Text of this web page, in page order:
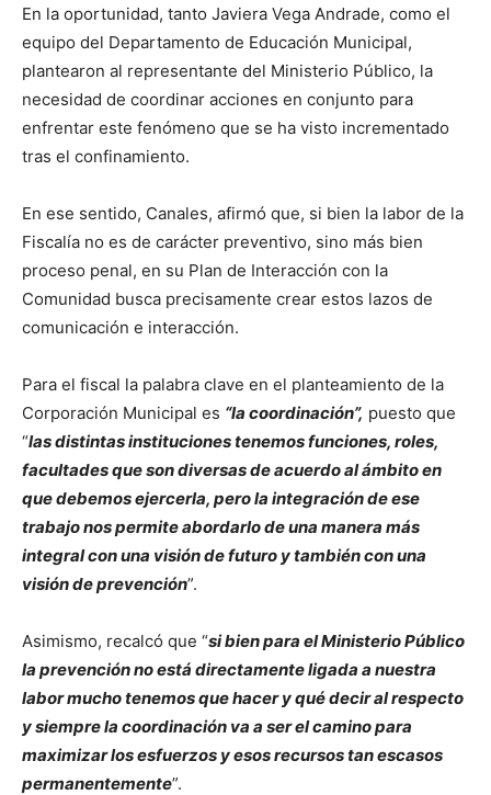
En la oportunidad, tanto Javiera Vega Andrade, como el
equipo del Departamento de Educación Municipal,
plantearon al representante del Ministerio Público, la
necesidad de coordinar acciones en conjunto para
enfrentar este fenómeno que se ha visto incrementado
tras el confinamiento.
En ese sentido, Canales, afirmó que, si bien la labor de la
Fiscalía no es de carácter preventivo, sino más bien
proceso penal, en su Plan de Interacción con la
Comunidad busca precisamente crear estos lazos de
comunicación e interacción.
Para el fiscal la palabra clave en el planteamiento de la
Corporación Municipal es “la coordinación”, puesto que
“las distintas instituciones tenemos funciones, roles,
facultades que son diversas de acuerdo al ámbito en
que debemos ejercerla, pero la integración de ese
trabajo nos permite abordarlo de una manera más
integral con una visión de futuro y también con una
visión de prevención”.
Asimismo, recalcó que “si bien para el Ministerio Público
la prevención no está directamente ligada a nuestra
labor mucho tenemos que hacer y qué decir al respecto
y siempre la coordinación va a ser el camino para
maximizar los esfuerzos y esos recursos tan escasos
permanentemente”.